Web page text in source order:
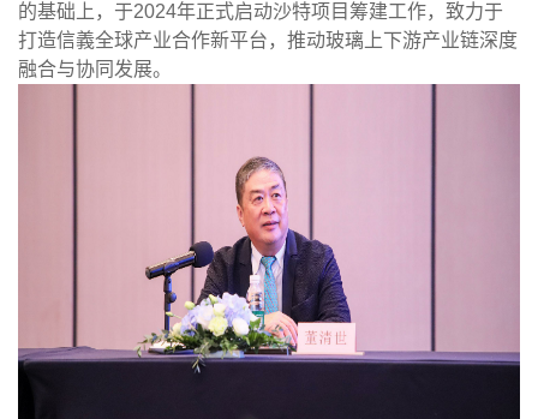
的基础上，于2024年正式启动沙特项目筹建工作，致力于
打造信義全球产业合作新平台，推动玻璃上下游产业链深度
融合与协同发展。